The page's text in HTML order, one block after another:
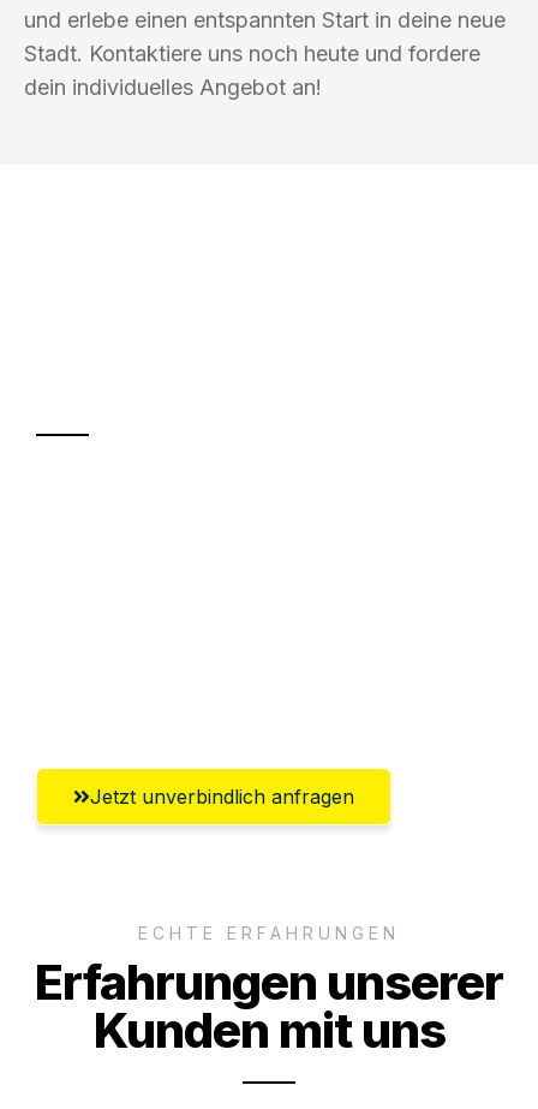
und erlebe einen entspannten Start in deine neue
Stadt. Kontaktiere uns noch heute und fordere
dein individuelles Angebot an!
Jetzt unverbindlich anfragen
ECHTE ERFAHRUNGEN
Erfahrungen unserer
Kunden mit uns